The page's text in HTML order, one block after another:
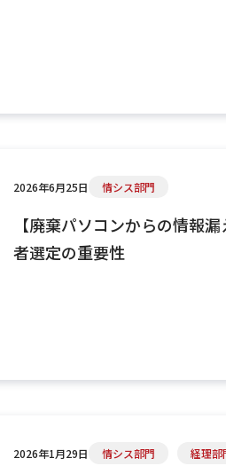
2026年6月25日 情シス部門
【廃棄パソコンからの情報
者選定の重要性
2026年1月29日 情シス部門 経理部